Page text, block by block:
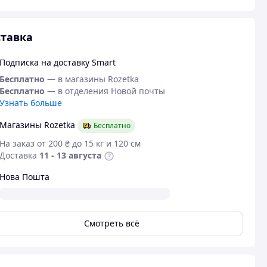
на доставку Smart
— в магазины Rozetka
— в отделения Новой почты
больше
Rozetka
Бесплатно
заказ от 200 ₴ до 15 кг и 120 см
11 - 13 августа
Пошта
Смотреть всё